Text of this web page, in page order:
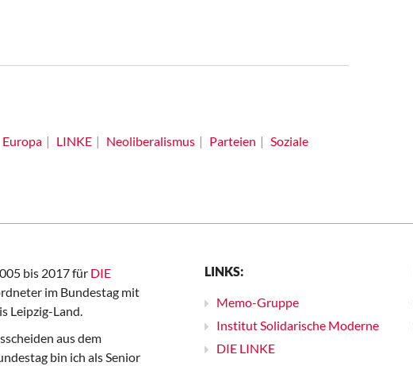
Europa LINKE Neoliberalismus Parteien
Soziale
bis 2017 für DIE
im Bundestag mit
Leipzig-Land.
aus dem
bin ich als Senior
LINKS:
Memo-Gruppe
Institut Solidarische Moderne
DIE LINKE